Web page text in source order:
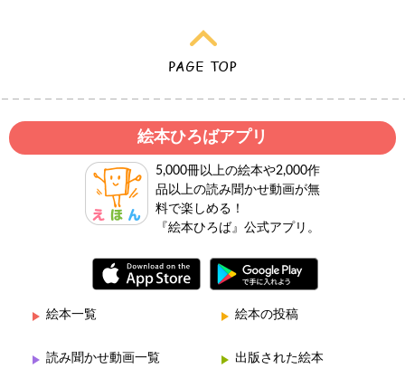
絵本ひろばアプリ
5,000冊以上の絵本や2,000作
品以上の読み聞かせ動画が無
料で楽しめる！
『絵本ひろば』公式アプリ。
絵本一覧 絵本の投稿
読み聞かせ動画一覧 出版された絵本